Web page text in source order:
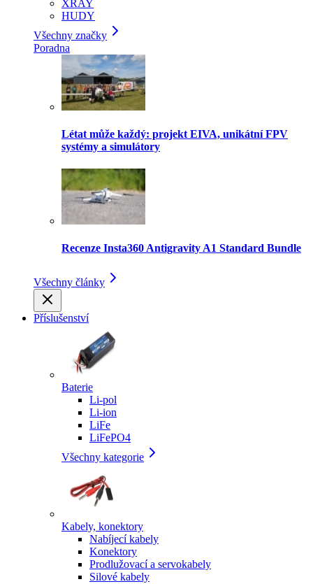
XRAY
HUDY
Všechny značky
Poradna
Létat může každý: projekt EIVA, unikátní FPV
systémy a simulátory
Recenze Insta360 Antigravity A1 Standard Bundle
Všechny články
Příslušenství
Baterie
Li-pol
Li-ion
LiFe
LiFePO4
Všechny kategorie
Kabely, konektory
Nabíjecí kabely
Konektory
Prodlužovací a servokabely
Silové kabely